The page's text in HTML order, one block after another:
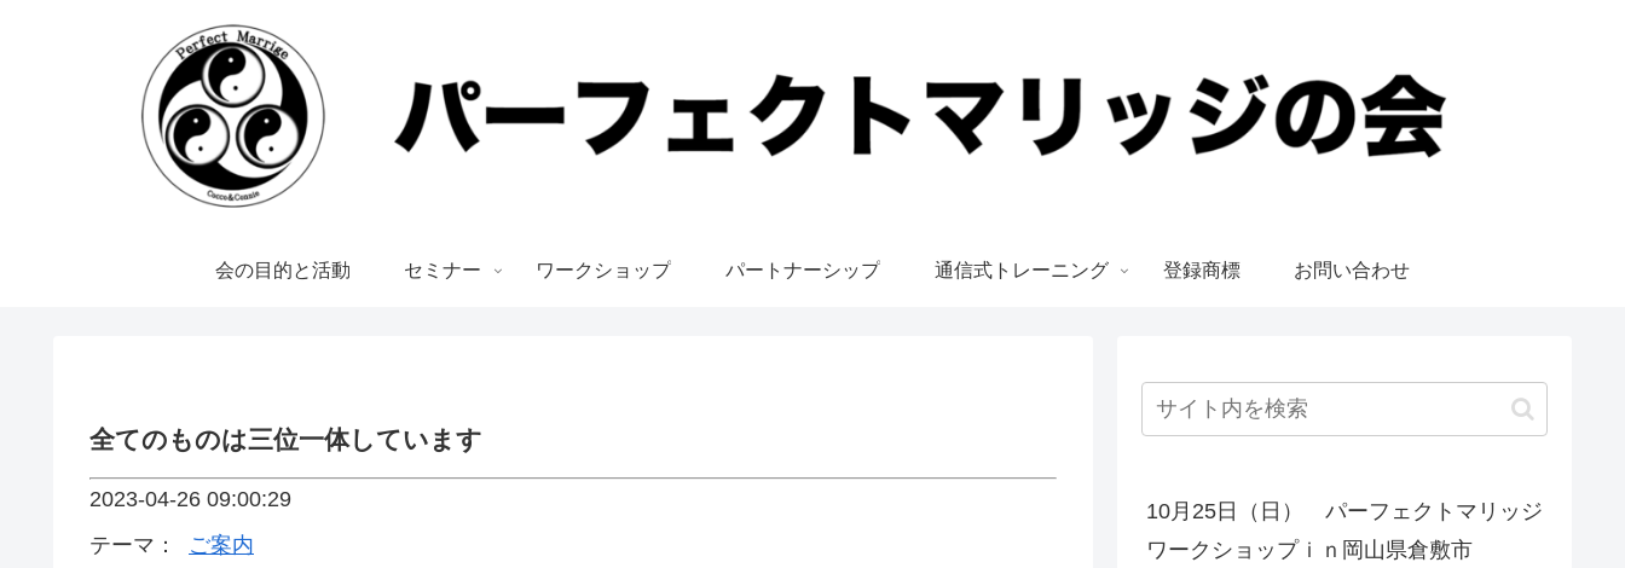
会の目的と活動 セミナー ワークショップ パートナーシップ 通信式トレーニング 登録商標 お問い合わせ
全てのものは三位一体しています
2023-04-26 09:00:29
テーマ：
ご案内
10月25日（日） パーフェクトマリッジ
ワークショップｉｎ岡山県倉敷市